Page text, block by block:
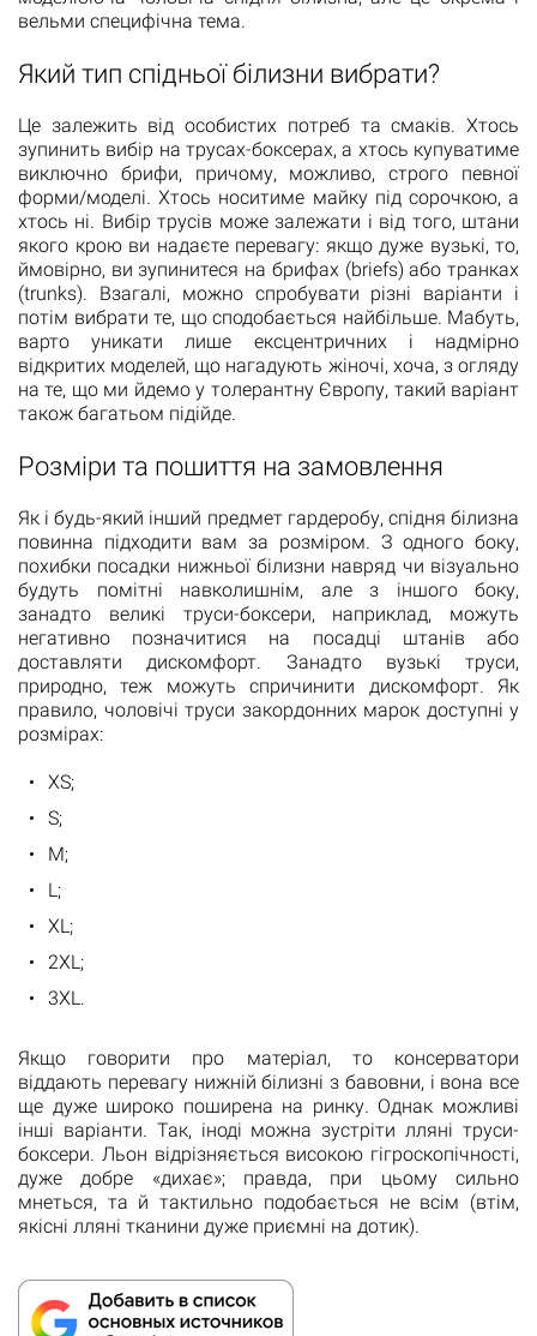
вельми специфічна тема.
Який тип спідньої білизни вибрати?
Це залежить від особистих потреб та смаків. Хтось
зупинить вибір на трусах-боксерах, а хтось купуватиме
виключно брифи, причому, можливо, строго певної
форми/моделі. Хтось носитиме майку під сорочкою, а
хтось ні. Вибір трусів може залежати і від того, штани
якого крою ви надаєте перевагу: якщо дуже вузькі, то,
ймовірно, ви зупинитеся на брифах (briefs) або транках
(trunks). Взагалі, можно спробувати різні варіанти і
потім вибрати те, що сподобається найбільше. Мабуть,
варто уникати лише ексцентричних і надмірно
відкритих моделей, що нагадують жіночі, хоча, з огляду
на те, що ми йдемо у толерантну Європу, такий варіант
також багатьом підійде.
Розміри та пошиття на замовлення
Як і будь-який інший предмет гардеробу, спідня білизна
повинна підходити вам за розміром. З одного боку,
похибки посадки нижньої білизни навряд чи візуально
будуть помітні навколишнім, але з іншого боку,
занадто великі труси-боксери, наприклад, можуть
негативно позначитися на посадці штанів або
доставляти дискомфорт. Занадто вузькі труси,
природно, теж можуть спричинити дискомфорт. Як
правило, чоловічі труси закордонних марок доступні у
розмірах:
XS;
S;
M;
L;
XL;
2XL;
3XL.
Якщо говорити про матеріал, то консерватори
віддають перевагу нижній білизні з бавовни, і вона все
ще дуже широко поширена на ринку. Однак можливі
інші варіанти. Так, іноді можна зустріти лляні труси-
боксери. Льон відрізняється високою гігроскопічності,
дуже добре «дихає»; правда, при цьому сильно
мнеться, та й тактильно подобається не всім (втім,
якісні лляні тканини дуже приємні на дотик).